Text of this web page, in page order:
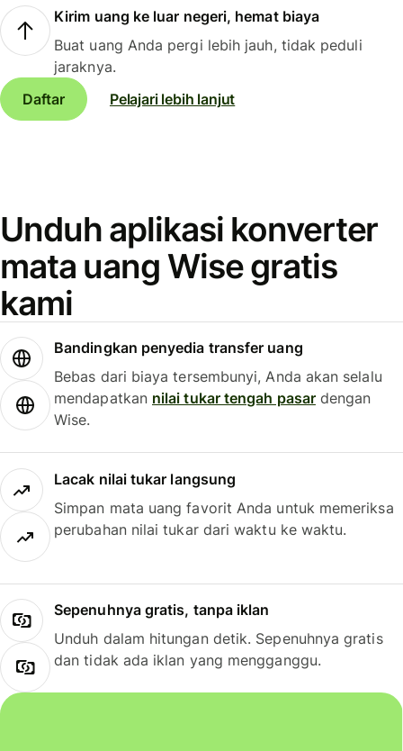
Kirim uang ke luar negeri, hemat biaya
Buat uang Anda pergi lebih jauh, tidak peduli
jaraknya.
Daftar
Pelajari lebih lanjut
Unduh aplikasi konverter
mata uang Wise gratis
kami
Bandingkan penyedia transfer uang
Bebas dari biaya tersembunyi, Anda akan selalu
mendapatkan nilai tukar tengah pasardengan
Wise.
Lacak nilai tukar langsung
Simpan mata uang favorit Anda untuk memeriksa
perubahan nilai tukar dari waktu ke waktu.
Sepenuhnya gratis, tanpa iklan
Unduh dalam hitungan detik. Sepenuhnya gratis
dan tidak ada iklan yang mengganggu.